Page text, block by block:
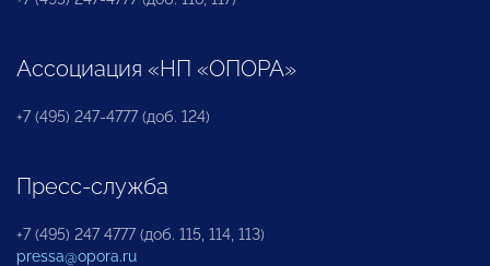
Ассоциация «НП «ОПОРА»
+7 (495) 247-4777 (доб. 124)
Пресс-служба
+7 (495) 247 4777 (доб. 115, 114, 113)
pressa@opora.ru